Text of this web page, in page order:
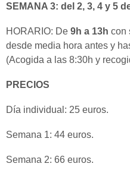
SEMANA 3: del 2, 3, 4 y 5
HORARIO: De 9h a 13h con
desde media hora antes y
(Acogida a las 8:30h y
PRECIOS
Día individual: 25 euros.
Semana 1: 44 euros.
Semana 2: 66 euros.